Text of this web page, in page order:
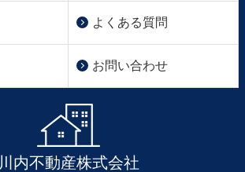
よくある質問
お問い合わせ
川内不動産株式会社